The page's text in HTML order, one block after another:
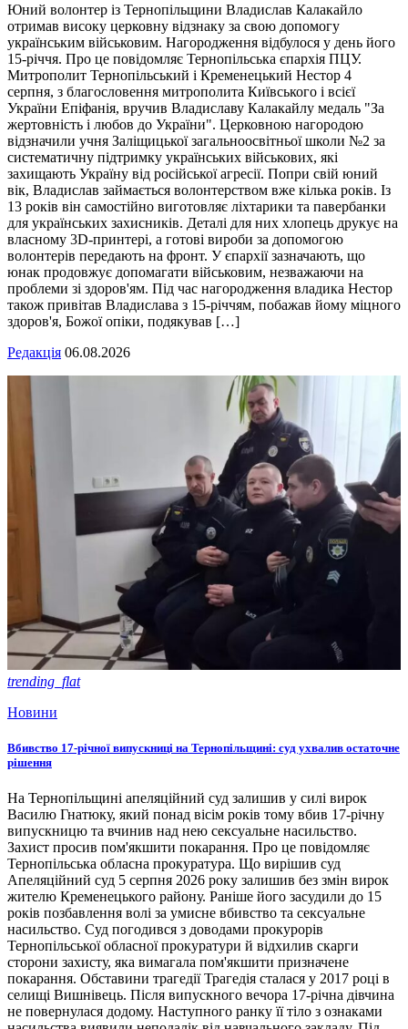
Юний волонтер із Тернопільщини Владислав Калакайло
отримав високу церковну відзнаку за свою допомогу
українським військовим. Нагородження відбулося у день його
15-річчя. Про це повідомляє Тернопільська єпархія ПЦУ.
Митрополит Тернопільський і Кременецький Нестор 4
серпня, з благословення митрополита Київського і всієї
України Епіфанія, вручив Владиславу Калакайлу медаль "За
жертовність і любов до України". Церковною нагородою
відзначили учня Заліщицької загальноосвітньої школи №2 за
систематичну підтримку українських військових, які
захищають Україну від російської агресії. Попри свій юний
вік, Владислав займається волонтерством вже кілька років. Із
13 років він самостійно виготовляє ліхтарики та павербанки
для українських захисників. Деталі для них хлопець друкує на
власному 3D-принтері, а готові вироби за допомогою
волонтерів передають на фронт. У єпархії зазначають, що
юнак продовжує допомагати військовим, незважаючи на
проблеми зі здоров'ям. Під час нагородження владика Нестор
також привітав Владислава з 15-річчям, побажав йому міцного
здоров'я, Божої опіки, подякував […]
Редакція 06.08.2026
trending_flat
Новини
Вбивство 17-річної випускниці на Тернопільщині: суд ухвалив остаточне
рішення
На Тернопільщині апеляційний суд залишив у силі вирок
Василю Гнатюку, який понад вісім років тому вбив 17-річну
випускницю та вчинив над нею сексуальне насильство.
Захист просив пом'якшити покарання. Про це повідомляє
Тернопільська обласна прокуратура. Що вирішив суд
Апеляційний суд 5 серпня 2026 року залишив без змін вирок
жителю Кременецького району. Раніше його засудили до 15
років позбавлення волі за умисне вбивство та сексуальне
насильство. Суд погодився з доводами прокурорів
Тернопільської обласної прокуратури й відхилив скарги
сторони захисту, яка вимагала пом'якшити призначене
покарання. Обставини трагедії Трагедія сталася у 2017 році в
селищі Вишнівець. Після випускного вечора 17-річна дівчина
не повернулася додому. Наступного ранку її тіло з ознаками